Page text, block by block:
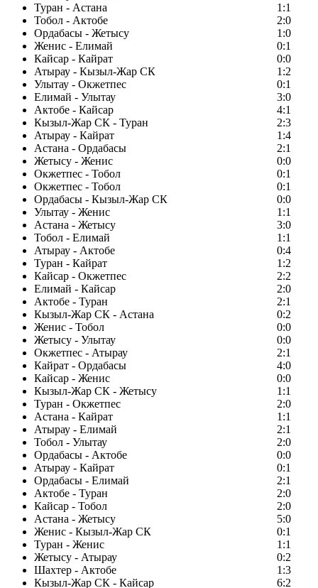
Туран - Астана
1:1
Тобол - Актобе
2:0
Ордабасы - Жетысу
1:0
Женис - Елимай
0:1
Кайсар - Кайрат
0:0
Атырау - Кызыл-Жар СК
1:2
Улытау - Окжетпес
0:1
Елимай - Улытау
3:0
Актобе - Кайсар
4:1
Кызыл-Жар СК - Туран
2:3
Атырау - Кайрат
1:4
Астана - Ордабасы
2:1
Жетысу - Женис
0:0
Окжетпес - Тобол
0:1
Окжетпес - Тобол
0:1
Ордабасы - Кызыл-Жар СК
0:0
Улытау - Женис
1:1
Астана - Жетысу
3:0
Тобол - Елимай
1:1
Атырау - Актобе
0:4
Туран - Кайрат
1:2
Кайсар - Окжетпес
2:2
Елимай - Кайсар
2:0
Актобе - Туран
2:1
Кызыл-Жар СК - Астана
0:2
Женис - Тобол
0:0
Жетысу - Улытау
0:0
Окжетпес - Атырау
2:1
Кайрат - Ордабасы
4:0
Кайсар - Женис
0:0
Кызыл-Жар СК - Жетысу
1:1
Туран - Окжетпес
2:0
Астана - Кайрат
1:1
Атырау - Елимай
2:1
Тобол - Улытау
2:0
Ордабасы - Актобе
0:0
Атырау - Кайрат
0:1
Ордабасы - Елимай
2:1
Актобе - Туран
2:0
Кайсар - Тобол
2:0
Астана - Жетысу
5:0
Женис - Кызыл-Жар СК
0:1
Туран - Женис
1:1
Жетысу - Атырау
0:2
Шахтер - Актобе
1:3
Кызыл-Жар СК - Кайсар
6:2